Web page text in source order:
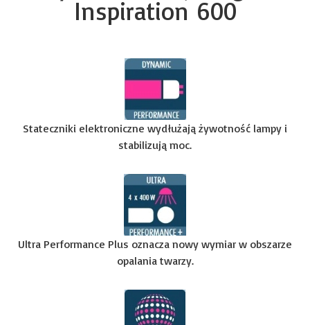
Inspiration 600
Stateczniki elektroniczne wydłużają żywotność lampy i
stabilizują moc.
Ultra Performance Plus oznacza nowy wymiar w obszarze
opalania twarzy.